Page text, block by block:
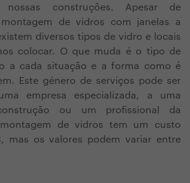
nossas construções. Apesar de
de vidros com janelas a
diversos tipos de vidro e locais
colocar. O que muda é o tipo de
a cada situação e a forma como é
Este género de serviços pode ser
empresa especializada, a uma
ou um profissional da
de vidros tem um custo
mas os valores podem variar entre